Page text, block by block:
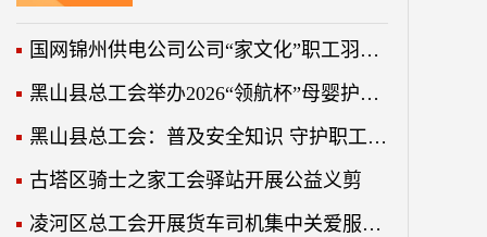
国网锦州供电公司公司“家文化”职工羽毛球比赛圆满收官
黑山县总工会举办2026“领航杯”母婴护理技能大赛
黑山县总工会：普及安全知识 守护职工平安
古塔区骑士之家工会驿站开展公益义剪
凌河区总工会开展货车司机集中关爱服务活动